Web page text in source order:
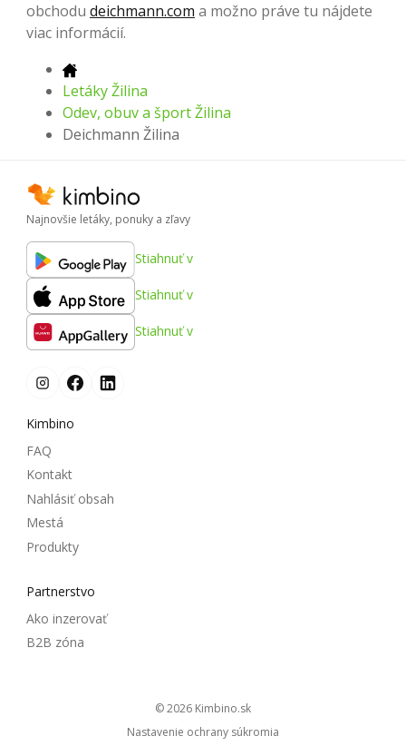
obchodu deichmann.com a možno práve tu nájdete
viac informácií.
Letáky Žilina
Odev, obuv a šport Žilina
Deichmann Žilina
Najnovšie letáky, ponuky a zľavy
Stiahnuť v
Stiahnuť v
Stiahnuť v
Kimbino
FAQ
Kontakt
Nahlásiť obsah
Mestá
Produkty
Partnerstvo
Ako inzerovať
B2B zóna
© 2026
kimbino.sk
Nastavenie ochrany súkromia